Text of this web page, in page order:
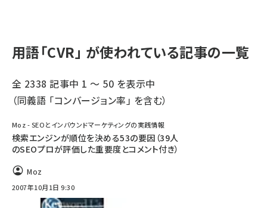
用語「CVR」 が使われている記事の一覧
全 2338 記事中 1 ～ 50 を表示中
（同義語 「コンバージョン率」 を含む）
Moz - SEOとインバウンドマーケティングの実践情報
検索エンジンが順位を決める53の要因（39人
のSEOプロが評価した重要度とコメント付き）
Moz
2007年10月1日 9:30